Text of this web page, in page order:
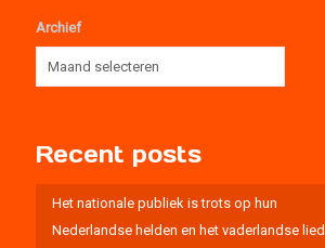
Archief
Recent posts
Het nationale publiek is trots op hun
Nederlandse helden en het vaderlandse lied